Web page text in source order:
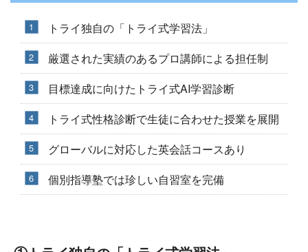
トライ独自の「トライ式学習法」
厳選された実績のあるプロ講師による担任制
目標達成に向けたトライ式AI学習診断
トライ式性格診断で生徒に合わせた授業を展開
グローバルに対応した英会話コースあり
個別指導塾では珍しい自習室を完備